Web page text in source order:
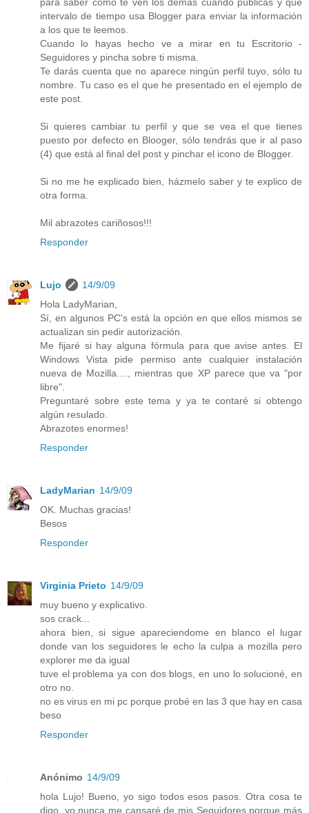
intervalo de tiempo usa Blogger para enviar la información
a los que te leemos.
Cuando lo hayas hecho ve a mirar en tu Escritorio -
Seguidores y pincha sobre ti misma.
Te darás cuenta que no aparece ningún perfil tuyo, sólo tu
nombre. Tu caso es el que he presentado en el ejemplo de
este post.
Si quieres cambiar tu perfil y que se vea el que tienes
puesto por defecto en Blooger, sólo tendrás que ir al paso
(4) que está al final del post y pinchar el icono de Blogger.
Si no me he explicado bien, házmelo saber y te explico de
otra forma.
Mil abrazotes cariñosos!!!
Responder
Lujo
14/9/09
Hola LadyMarian,
Sí, en algunos PC's está la opción en que ellos mismos se
actualizan sin pedir autorización.
Me fijaré si hay alguna fórmula para que avise antes. El
Windows Vista pide permiso ante cualquier instalación
nueva de Mozilla...., mientras que XP parece que va "por
libre".
Preguntaré sobre este tema y ya te contaré si obtengo
algún resulado.
Abrazotes enormes!
Responder
LadyMarian 14/9/09
OK. Muchas gracias!
Besos
Responder
Virginia Prieto 14/9/09
muy bueno y explicativo.
sos crack...
ahora bien, si sigue apareciendome en blanco el lugar
donde van los seguidores le echo la culpa a mozilla pero
explorer me da igual
tuve el problema ya con dos blogs, en uno lo solucioné, en
otro no.
no es virus en mi pc porque probé en las 3 que hay en casa
beso
Responder
Anónimo 14/9/09
hola Lujo! Bueno, yo sigo todos esos pasos. Otra cosa te
digo, yo nunca me cansaré de mis Seguidores porque más